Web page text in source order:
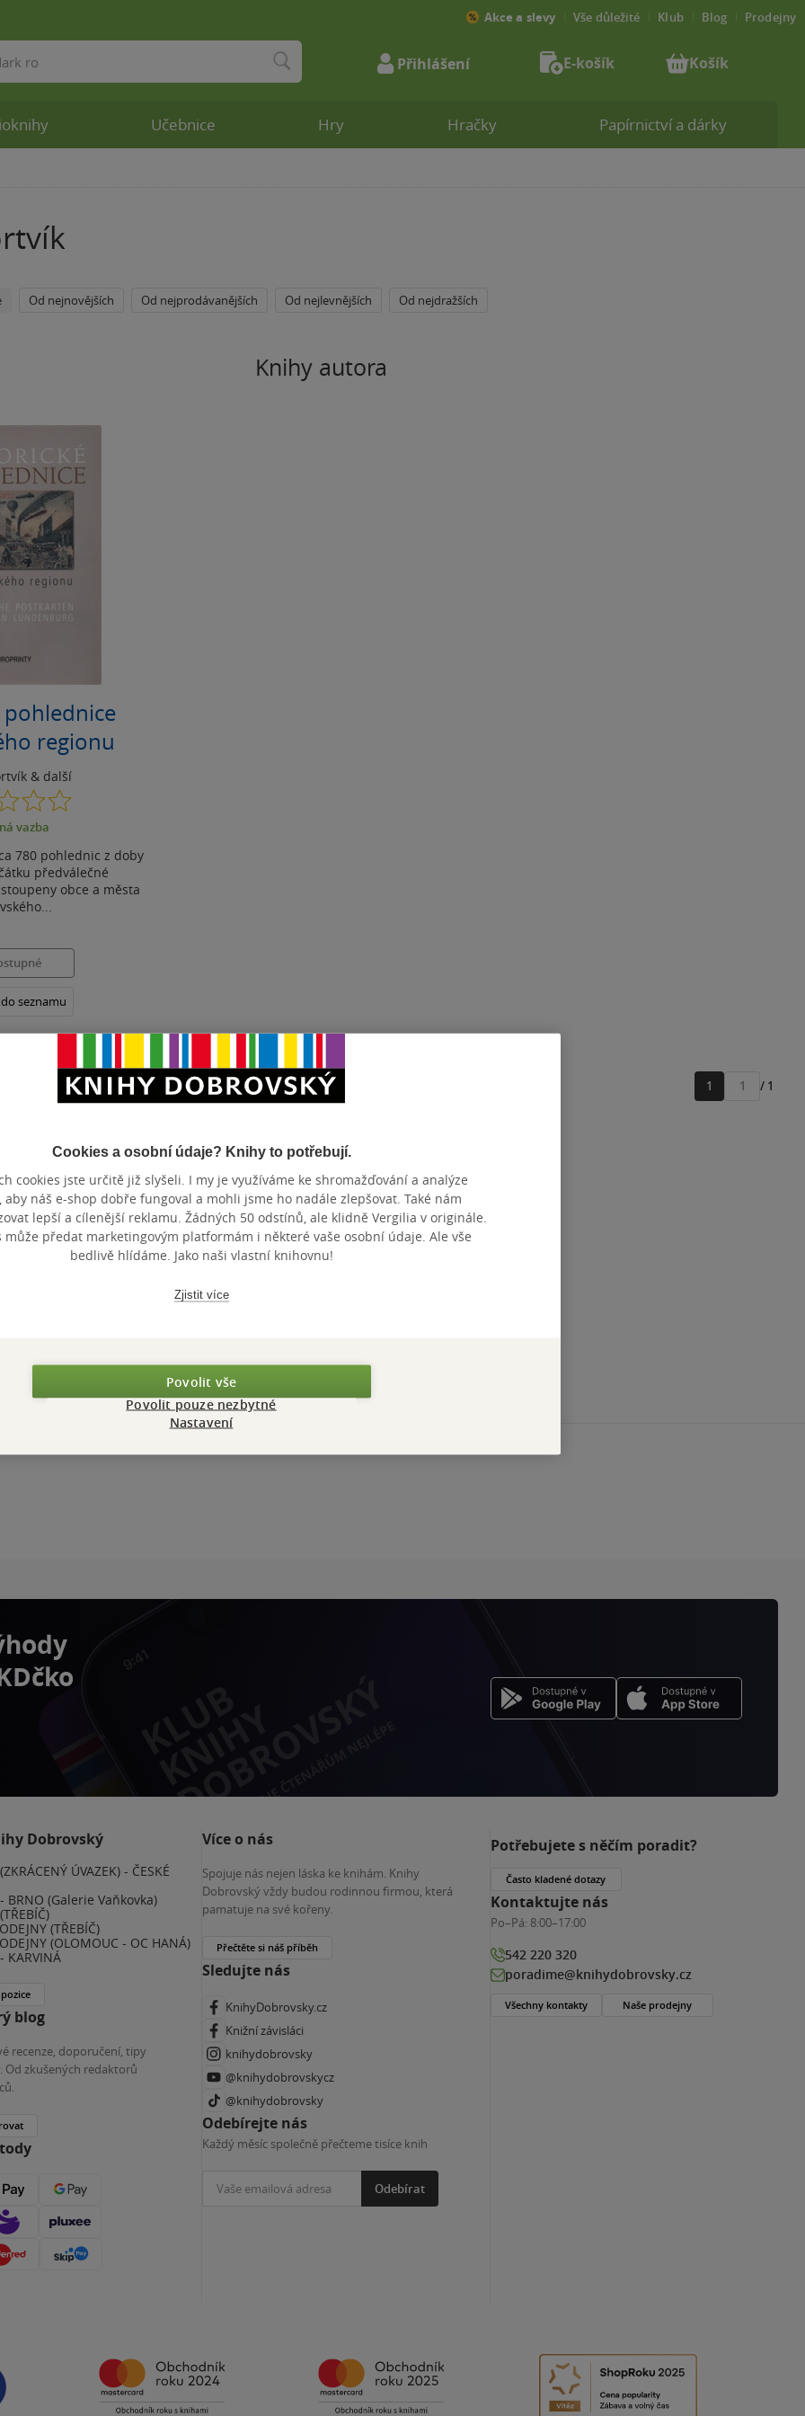
Od nejnovějších Od nejprodávanějších Od nejlevnějších Od nejdražších
Knihy autora
regionu
& další
0.0
z
5 vazba
780 pohlednic z doby
předválečné
obce a města
seznamu
Zobrazeno 3 z 3
1
Přejít
/ 1
Učebnice Hry Hračky Papírnictví a dárky
Akce a slevy Vše důležité Klub Blog Prodejny
Přihlášení E-košík Košík
Dobrovský
ÚVAZEK) - ČESKÉ
BRNO (Galerie Vaňkovka)
(TŘEBÍČ)
(OLOMOUC - OC HANÁ)
KARVINÁ
blog
recenze, doporučení, tipy
Od zkušených redaktorů
Více o nás
Spojuje nás nejen láska ke knihám. Knihy
Dobrovský vždy budou rodinnou firmou, která
pamatuje na své kořeny.
Přečtěte si náš příběh
Sledujte nás
KnihyDobrovsky.cz
Knižní závisláci
knihydobrovsky
@knihydobrovskycz
@knihydobrovsky
Odebírejte nás
Každý měsíc společně přečteme tisíce knih
Odebírat
Potřebujete s něčím poradit?
Často kladené dotazy
Kontaktujte nás
Po–Pá: 8:00–17:00
542 220 320
poradime@knihydobrovsky.cz
Všechny kontakty Naše prodejny
Cookies a osobní údaje? Knihy to potřebují.
cookies jste určitě již slyšeli. I my je využíváme ke shromažďování a analýze
aby náš e-shop dobře fungoval a mohli jsme ho nadále zlepšovat. Také nám
lepší a cílenější reklamu. Žádných 50 odstínů, ale klidně Vergilia v originále.
může předat marketingovým platformám i některé vaše osobní údaje. Ale vše
bedlivě hlídáme. Jako naši vlastní knihovnu!
Zjistit více
Povolit vše
Povolit pouze nezbytné
Nastavení